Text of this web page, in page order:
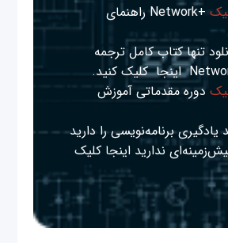
+Network راهنمای
تنها کتاب کامل ترجمه
اینجا کلیک کنید.
دوره مقدماتی آموزش
یادگیری برنامه‌نویسی را دارید
نداریداینجا کلیک